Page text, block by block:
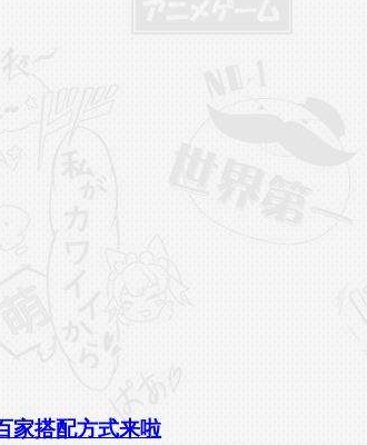
家搭配方式来啦